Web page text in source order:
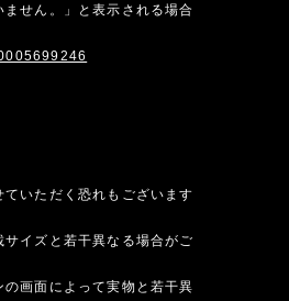
せん。」と表示される場合
いただく恐れもございます
イズと若干異なる場合がご
画面によって実物と若干異